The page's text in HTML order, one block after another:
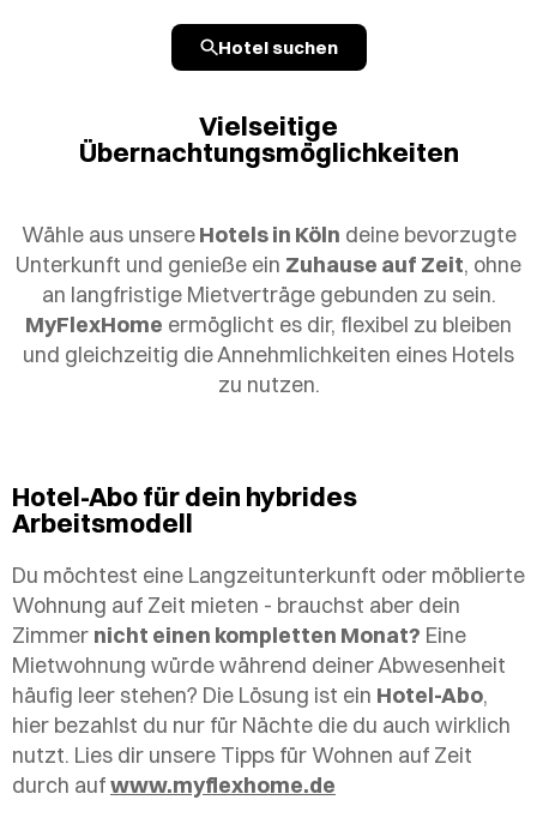
Hotel suchen
Vielseitige
Übernachtungsmöglichkeiten
Wähle aus unsereHotels in Köln deine bevorzugte
Unterkunft und genieße ein Zuhause auf Zeit, ohne
an langfristige Mietverträge gebunden zu sein.
MyFlexHome ermöglicht es dir, flexibel zu bleiben
und gleichzeitig die Annehmlichkeiten eines Hotels
zu nutzen.
Hotel-Abo für dein hybrides
Arbeitsmodell
Du möchtest eine Langzeitunterkunft oder möblierte
Wohnung auf Zeit mieten - brauchst aber dein
Zimmer nicht einen kompletten Monat? Eine
Mietwohnung würde während deiner Abwesenheit
häufig leer stehen? Die Lösung ist ein Hotel-Abo,
hier bezahlst du nur für Nächte die du auch wirklich
nutzt. Lies dir unsere Tipps für Wohnen auf Zeit
durch aufwww.myflexhome.de